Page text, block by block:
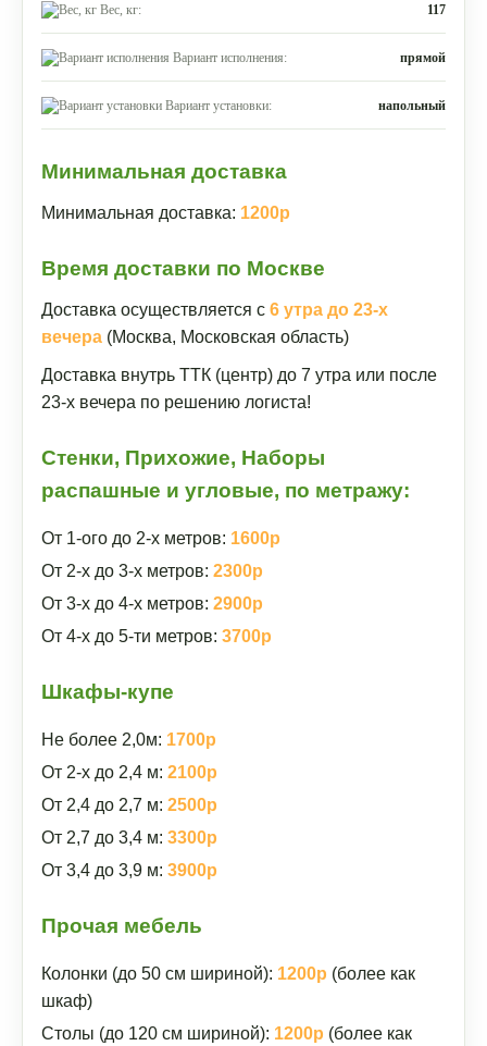
Вес, кг: 117
Вариант исполнения: прямой
Вариант установки: напольный
Минимальная доставка
Минимальная доставка: 1200р
Время доставки по Москве
Доставка осуществляется с 6 утра до 23-х
вечера (Москва, Московская область)
Доставка внутрь ТТК (центр) до 7 утра или после
23-х вечера по решению логиста!
Стенки, Прихожие, Наборы
распашные и угловые, по метражу:
От 1-ого до 2-х метров: 1600р
От 2-х до 3-х метров: 2300р
От 3-х до 4-х метров: 2900р
От 4-х до 5-ти метров: 3700р
Шкафы-купе
Не более 2,0м: 1700р
От 2-х до 2,4 м: 2100р
От 2,4 до 2,7 м: 2500р
От 2,7 до 3,4 м: 3300р
От 3,4 до 3,9 м: 3900р
Прочая мебель
Колонки (до 50 см шириной): 1200р (более как
шкаф)
Столы (до 120 см шириной): 1200р (более как